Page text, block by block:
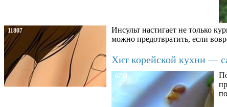
11807
Инсульт настигает не только
можно предотвратить, если
Хит корейской кухни —
6734